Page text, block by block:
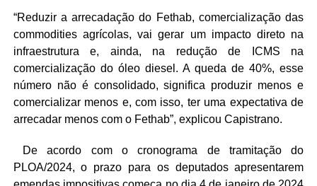
“Reduzir a arrecadação do Fethab, comercialização das
commodities agrícolas, vai gerar um impacto direto na
infraestrutura e, ainda, na redução de ICMS na
comercialização do óleo diesel. A queda de 40%, esse
número não é consolidado, significa produzir menos e
comercializar menos e, com isso, ter uma expectativa de
arrecadar menos com o Fethab”, explicou Capistrano.
De acordo com o cronograma de tramitação do
PLOA/2024, o prazo para os deputados apresentarem